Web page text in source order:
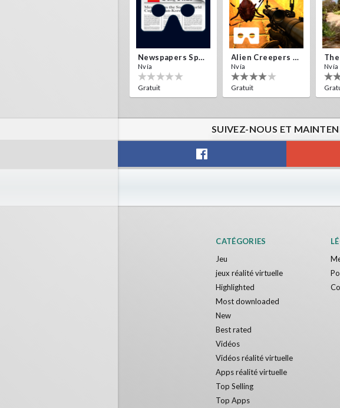
Newspapers Spain VR
Nvía
Gratuit
Alien Creepers VR
Nvía
Gratuit
Nvía
SUIVEZ-NOUS ET
CATÉGORIES
Jeu
jeux réalité virtuelle
Highlighted
Most downloaded
New
Best rated
Vidéos
Vidéos réalité virtuelle
Apps réalité virtuelle
Top Selling
Top Apps